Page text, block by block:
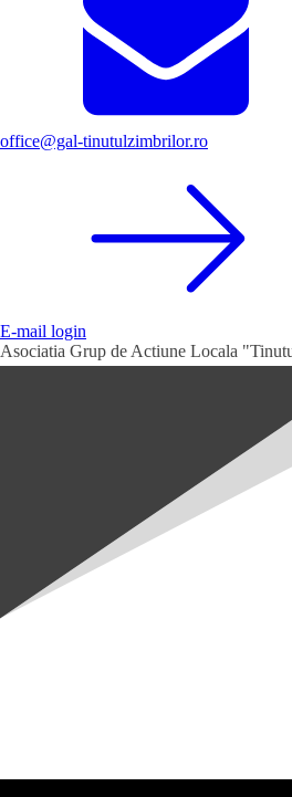
office@gal-tinutulzimbrilor.ro
E-mail login
Asociatia Grup de Actiune Locala